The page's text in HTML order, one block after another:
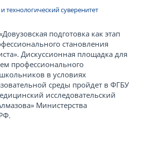
технологический суверенитет
подготовка как этап
становления
Дискуссионная площадка для
профессионального
в условиях
среды пройдет в ФГБУ
исследовательский
Министерства